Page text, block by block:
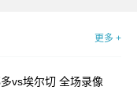
更多 +
vs埃尔切 全场录像